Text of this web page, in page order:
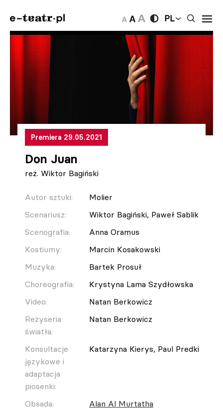
PL
Premiera 29.05.2021
Don Juan
reż. Wiktor Bagiński
Autor sztuki:
Molier
Scenariusz:
Wiktor Bagiński, Paweł Sablik
Scenografia:
Anna Oramus
Kostiumy:
Marcin Kosakowski
Muzyka:
Bartek Prosuł
Choreografia:
Krystyna Lama Szydłowska
Video:
Natan Berkowicz
Reżyseria
światła:
Natan Berkowicz
Konsultacje
językowe i
adaptacja
piosenki:
Katarzyna Kierys, Paul Predki
Obsada:
Alan Al Murtatha